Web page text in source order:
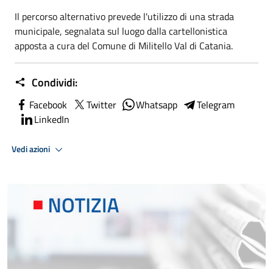
Il percorso alternativo prevede l'utilizzo di una strada
municipale, segnalata sul luogo dalla cartellonistica
apposta a cura del Comune di Militello Val di Catania.
Condividi:
Facebook Twitter Whatsapp
Telegram
LinkedIn
Vedi azioni